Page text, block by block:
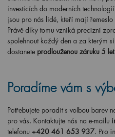
investicích do moderních
jsou pro nás lidé, kteří mají
Právě díky tomu vzniká precizní
spolehnout každý den a za kterým
dostanete prodlouženou záruku 5 let.
Poradíme vám s
Potřebujete poradit s volbou barev
pro vás. Kontaktujte nás na e-mailu
telefonu +420 461 653 937. Pro